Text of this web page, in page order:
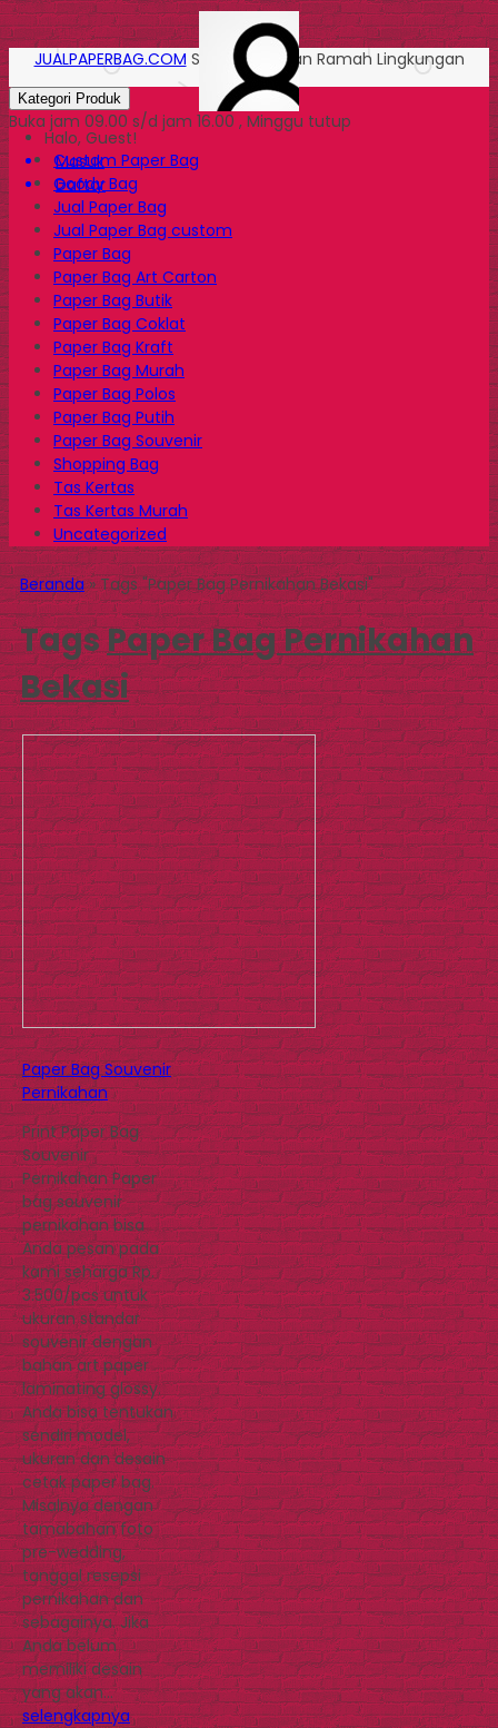
Halo, Guest!
Masuk
Daftar
JUALPAPERBAG.COM Solusi Kemasan Ramah Lingkungan
Kategori Produk
Buka jam 09.00 s/d jam 16.00 , Minggu tutup
Custom Paper Bag
Goody Bag
Jual Paper Bag
Jual Paper Bag custom
Paper Bag
Paper Bag Art Carton
Paper Bag Butik
Paper Bag Coklat
Paper Bag Kraft
Paper Bag Murah
Paper Bag Polos
Paper Bag Putih
Paper Bag Souvenir
Shopping Bag
Tas Kertas
Tas Kertas Murah
Uncategorized
Beranda»Tags "Paper Bag Pernikahan Bekasi"
TagsPaper Bag Pernikahan
Bekasi
Paper Bag Souvenir
Pernikahan
Print Paper Bag
Souvenir
Pernikahan Paper
bag souvenir
pernikahan bisa
Anda pesan pada
kami seharga Rp.
3.500/pcs untuk
ukuran standar
souvenir dengan
bahan art paper
laminating glossy.
Anda bisa tentukan
sendiri model,
ukuran dan desain
cetak paper bag.
Misalnya dengan
tamabahan foto
pre-wedding,
tanggal resepsi
pernikahan dan
sebagainya. Jika
Anda belum
memiliki desain
yang akan…
selengkapnya